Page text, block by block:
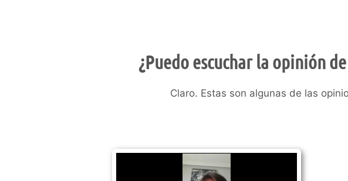
¿Puedo escuchar la opinión
Claro. Estas son algunas de las